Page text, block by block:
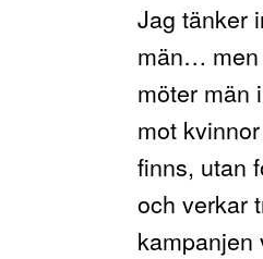
Jag tänker
män… men
möter män
mot
finns, utan
och verkar
kampanjen